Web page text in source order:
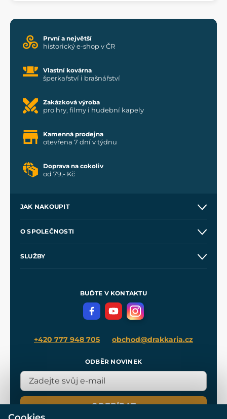
První a největší
historický e-shop v ČR
Vlastní kovárna
šperkařství i brašnářství
Zakázková výroba
pro hry, filmy i hudební kapely
Kamenná prodejna
otevřena 7 dní v týdnu
Doprava na cokoliv
od 79,- Kč
JAK NAKOUPIT
Velkoobchod
O SPOLEČNOSTI
SLUŽBY
Meče pro Kingdom Come
BUĎTE V KONTAKTU
+420 777 948 705 obchod@drakkaria.cz
ODBĚR NOVINEK
ODEBÍRAT